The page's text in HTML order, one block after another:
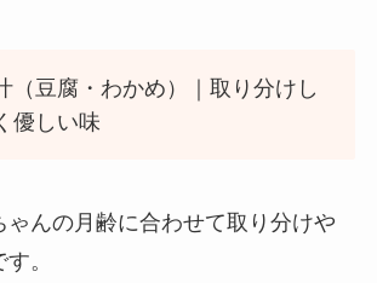
（豆腐・わかめ）｜取り分けし
優しい味
ゃんの月齢に合わせて取り分けや
。